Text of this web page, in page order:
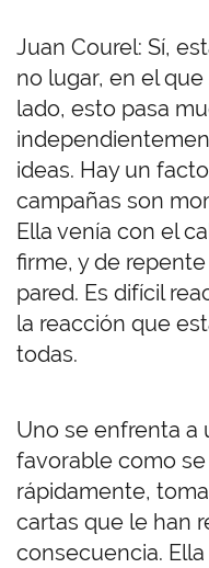
Juan Courel: Sí,
no lugar, en el
lado, esto pasa
ideas. Hay un
campañas son
Ella venía con el
firme, y de
pared. Es difícil
la reacción que
todas.
Uno se enfrenta a
favorable como
rápidamente,
cartas que le han
consecuencia.